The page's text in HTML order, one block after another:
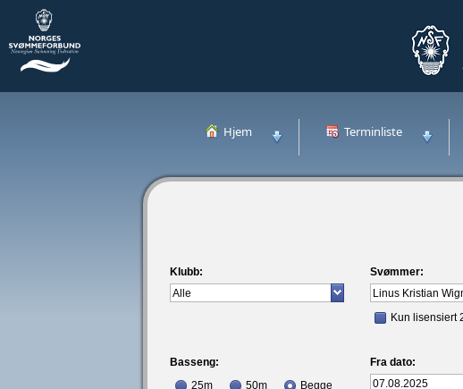
Hjem Terminliste
Klubb: Svømmer:
Kun lisensiert
Basseng:
25m
50m Begge
Fra dato: